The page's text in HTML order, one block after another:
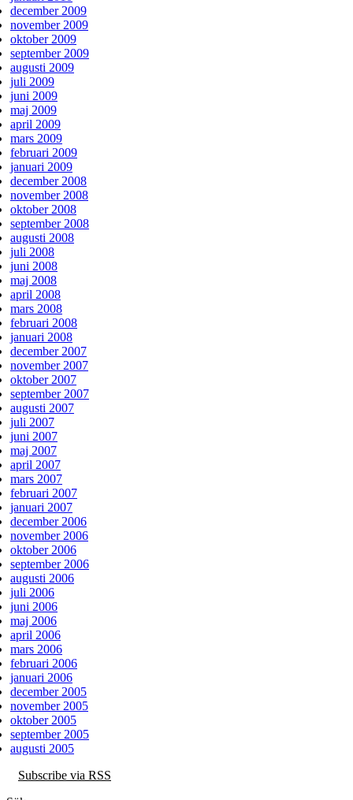
december 2009
november 2009
oktober 2009
september 2009
augusti 2009
juli 2009
juni 2009
maj 2009
april 2009
mars 2009
februari 2009
januari 2009
december 2008
november 2008
oktober 2008
september 2008
augusti 2008
juli 2008
juni 2008
maj 2008
april 2008
mars 2008
februari 2008
januari 2008
december 2007
november 2007
oktober 2007
september 2007
augusti 2007
juli 2007
juni 2007
maj 2007
april 2007
mars 2007
februari 2007
januari 2007
december 2006
november 2006
oktober 2006
september 2006
augusti 2006
juli 2006
juni 2006
maj 2006
april 2006
mars 2006
februari 2006
januari 2006
december 2005
november 2005
oktober 2005
september 2005
augusti 2005
Subscribe via RSS